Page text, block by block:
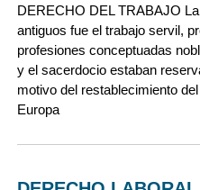
DERECHO DEL TRABAJO
antiguos fue el trabajo servil,
profesiones conceptuadas
y el sacerdocio estaban
motivo del restablecimiento
Europa